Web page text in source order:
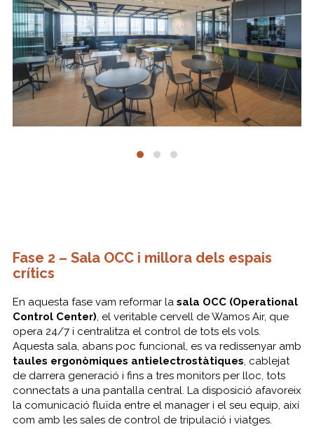
Fase 2 – Sala OCC i millora dels espais
crítics
En aquesta fase vam reformar la sala OCC (Operational
Control Center), el veritable cervell de Wamos Air, que
opera 24/7 i centralitza el control de tots els vols.
Aquesta sala, abans poc funcional, es va redissenyar amb
taules ergonòmiques antielectrostàtiques, cablejat
de darrera generació i fins a tres monitors per lloc, tots
connectats a una pantalla central. La disposició afavoreix
la comunicació fluïda entre el manageri el seu equip, així
com amb les sales de control de tripulació i viatges.